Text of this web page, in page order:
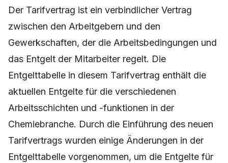
Der Tarifvertrag ist ein verbindlicher Vertrag
zwischen den Arbeitgebern und den
Gewerkschaften, der die Arbeitsbedingungen und
das Entgelt der Mitarbeiter regelt. Die
Entgelttabelle in diesem Tarifvertrag enthält die
aktuellen Entgelte für die verschiedenen
Arbeitsschichten und -funktionen in der
Chemiebranche. Durch die Einführung des neuen
Tarifvertrags wurden einige Änderungen in der
Entgelttabelle vorgenommen, um die Entgelte für